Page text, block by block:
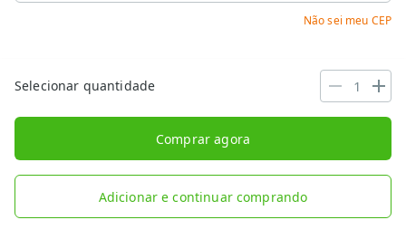
Não sei meu CEP
Selecionar quantidade
Comprar agora
Adicionar e continuar comprando